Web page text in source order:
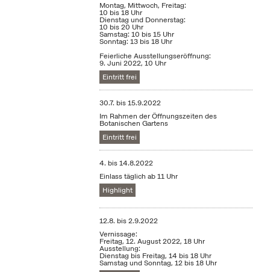
Montag, Mittwoch, Freitag:
10 bis 18 Uhr
Dienstag und Donnerstag:
10 bis 20 Uhr
Samstag: 10 bis 15 Uhr
Sonntag: 13 bis 18 Uhr
Feierliche Ausstellungseröffnung:
9. Juni 2022, 10 Uhr
Eintritt frei
30.7. bis15.9.2022
Im Rahmen der Öffnungszeiten des
Botanischen Gartens
Eintritt frei
4. bis14.8.2022
Einlass täglich ab 11 Uhr
Highlight
12.8. bis2.9.2022
Vernissage:
Freitag, 12. August 2022, 18 Uhr
Ausstellung:
Dienstag bis Freitag, 14 bis 18 Uhr
Samstag und Sonntag, 12 bis 18 Uhr